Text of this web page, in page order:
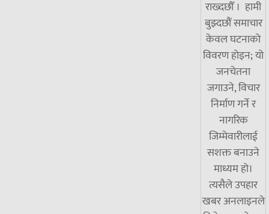
राख्दछौँ । हामी
बुझ्दछौं समाचार
केवल घटनाको
विवरण होइन; यो
जनचेतना
जगाउने, विचार
निर्माण गर्ने र
नागरिक
जिम्मेवारीलाई
सशक्त बनाउने
माध्यम हो।
त्यसैले उपहार
खबर अनलाइनले